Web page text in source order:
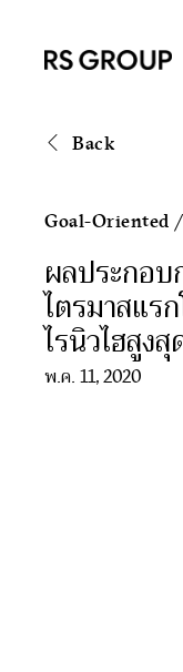
Back
Goal-Oriented /
ผลประกอ
ไตรมาสแร
ไรนิวไฮสูงสุ
พ.ค. 11, 2020